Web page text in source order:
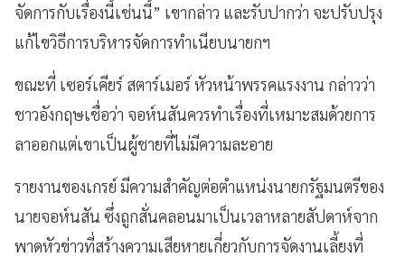
จัดการกับเรื่องนี้เช่นนี้” เขากล่าว และรับปากว่า จะปรับปรุง
แก้ไขวิธีการบริหารจัดการทำเนียบนายกฯ
ขณะที่ เซอร์เคียร์ สตาร์เมอร์ หัวหน้าพรรคแรงงาน กล่าวว่า
ชาวอังกฤษเชื่อว่า จอห์นสันควรทำเรื่องที่เหมาะสมด้วยการ
ลาออกแต่เขาเป็นผู้ชายที่ไม่มีความละอาย
รายงานของเกรย์ มีความสำคัญต่อตำแหน่งนายกรัฐมนตรีของ
นายจอห์นสัน ซึ่งถูกสั่นคลอนมาเป็นเวลาหลายสัปดาห์จาก
พาดหัวข่าวที่สร้างความเสียหายเกี่ยวกับการจัดงานเลี้ยงที่